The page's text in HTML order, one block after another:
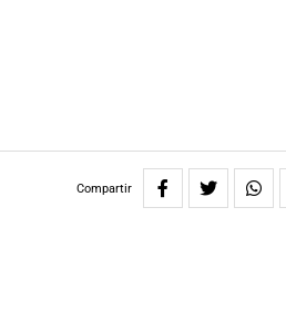
Compartir